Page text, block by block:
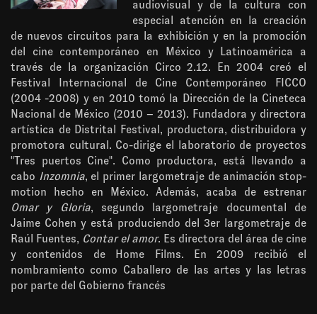
audiovisual y de la cultura con
especial atención en la creación
de nuevos circuitos para la exhibición y en la promoción
del cine contemporáneo en México y Latinoamérica a
través de la organización Circo 2.12. En 2004 creó el
Festival Internacional de Cine Contemporáneo FICCO
(2004 -2008) y en 2010 tomó la Dirección de la Cineteca
Nacional de México (2010 – 2013). Fundadora y directora
artística de Distrital Festival, productora, distribuidora y
promotora cultural. Co-dirige el laboratorio de proyectos
"Tres puertos Cine". Como productora, está llevando a
cabo Inzomnia, el primer largometraje de animación stop-
motion hecho en México. Además, acaba de estrenar
Omar y Gloria, segundo largometraje documental de
Jaime Cohen y está produciendo del 3er largometraje de
Raúl Fuentes, Contar el amor. Es directora del área de cine
y contenidos de Home Films. En 2009 recibió el
nombramiento como Caballero de las artes y las letras
por parte del Gobierno francés